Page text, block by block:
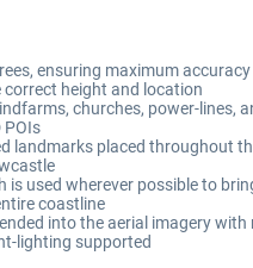
ensuring maximum
correct height and location
churches, power-lines,
POIs
landmarks placed throughout
is used wherever possible to
coastline
into the aerial imagery
lighting supported